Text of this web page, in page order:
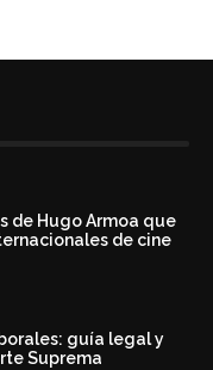
de Hugo Armoa que
de cine
guía legal y
Suprema